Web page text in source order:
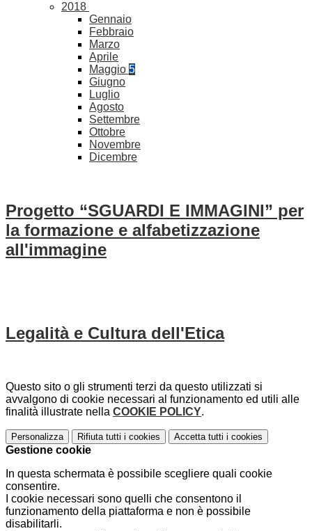
2018
Gennaio
Febbraio
Marzo
Aprile
Maggio 5
Giugno
Luglio
Agosto
Settembre
Ottobre
Novembre
Dicembre
Progetto “SGUARDI E IMMAGINI” per
la formazione e alfabetizzazione
all'immagine
Legalità e Cultura dell'Etica
Questo sito o gli strumenti terzi da questo utilizzati si
avvalgono di cookie necessari al funzionamento ed utili alle
finalità illustrate nella COOKIE POLICY.
Personalizza Rifiuta tutti i cookies Accetta tutti i cookies
Gestione cookie
In questa schermata è possibile scegliere quali cookie
consentire.
I cookie necessari sono quelli che consentono il
funzionamento della piattaforma e non è possibile
disabilitarli.